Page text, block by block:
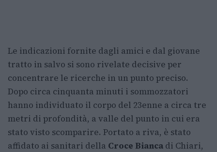
Le indicazioni fornite dagli amici e dal giovane
tratto in salvo si sono rivelate decisive per
concentrare le ricerche in un punto preciso.
Dopo circa cinquanta minuti i sommozzatori
hanno individuato il corpo del 23enne a circa tre
metri di profondità, a valle del punto in cui era
stato visto scomparire. Portato a riva, è stato
affidato ai sanitari della Croce Bianca di Chiari,